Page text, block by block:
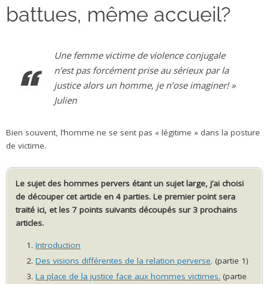
battues, même accueil?
Une femme victime de violence conjugale
n’est pas forcément prise au sérieux par la
justice alors un homme, je n’ose imaginer! »
Julien
Bien souvent, l’homme ne se sent pas « légitime » dans la posture
de victime.
Le sujet des hommes pervers étant un sujet large, j’ai choisi
de découper cet article en 4 parties. Le premier point sera
traité ici, et les 7 points suivants découpés sur 3 prochains
articles.
Introduction
Des visions différentes de la relation perverse. (partie 1)
La place de la justice face aux hommes victimes. (partie